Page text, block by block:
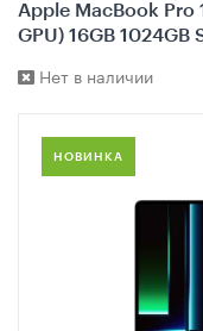
Apple MacBook Pro
GPU) 16GB
Нет в наличии
НОВИНКА